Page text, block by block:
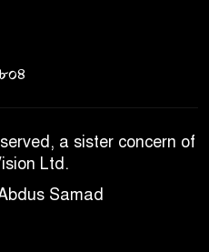
মামলার সুপারিশ
a sister concern of
Ltd.
Samad